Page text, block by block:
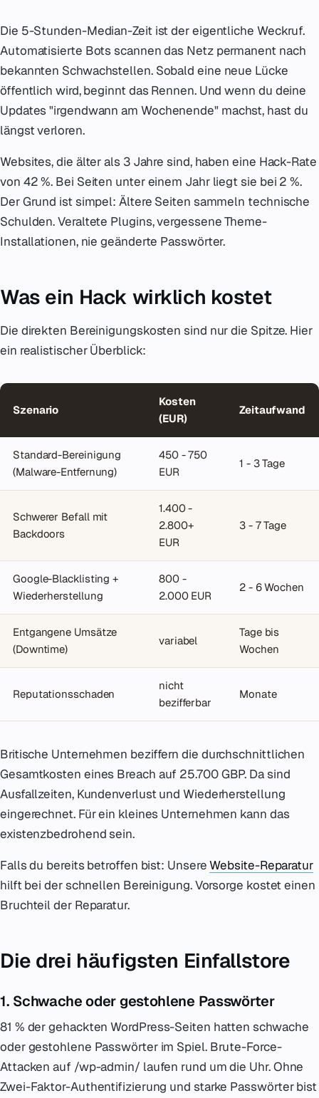
Die 5-Stunden-Median-Zeit ist der eigentliche Weckruf.
Automatisierte Bots scannen das Netz permanent nach
bekannten Schwachstellen. Sobald eine neue Lücke
öffentlich wird, beginnt das Rennen. Und wenn du deine
Updates "irgendwann am Wochenende" machst, hast du
längst verloren.
Websites, die älter als 3 Jahre sind, haben eine Hack-Rate
von 42 %. Bei Seiten unter einem Jahr liegt sie bei 2 %.
Der Grund ist simpel: Ältere Seiten sammeln technische
Schulden. Veraltete Plugins, vergessene Theme-
Installationen, nie geänderte Passwörter.
Was ein Hack wirklich kostet
Die direkten Bereinigungskosten sind nur die Spitze. Hier
ein realistischer Überblick:
Szenario
Kosten
(EUR)
Zeitaufwand
Standard-Bereinigung
(Malware-Entfernung)
450 - 750
EUR
1 - 3 Tage
Schwerer Befall mit
Backdoors
1.400 -
2.800+
EUR
3 - 7 Tage
Google-Blacklisting +
Wiederherstellung
800 -
2.000 EUR
2 - 6 Wochen
Entgangene Umsätze
(Downtime)
variabel
Tage bis
Wochen
Reputationsschaden
nicht
bezifferbar
Monate
Britische Unternehmen beziffern die durchschnittlichen
Gesamtkosten eines Breach auf 25.700 GBP. Da sind
Ausfallzeiten, Kundenverlust und Wiederherstellung
eingerechnet. Für ein kleines Unternehmen kann das
existenzbedrohend sein.
Falls du bereits betroffen bist: UnsereWebsite-Reparatur
hilft bei der schnellen Bereinigung. Vorsorge kostet einen
Bruchteil der Reparatur.
Die drei häufigsten Einfallstore
1. Schwache oder gestohlene Passwörter
81 % der gehackten WordPress-Seiten hatten schwache
oder gestohlene Passwörter im Spiel. Brute-Force-
Attacken auf /wp-admin/ laufen rund um die Uhr. Ohne
Zwei-Faktor-Authentifizierung und starke Passwörter bist